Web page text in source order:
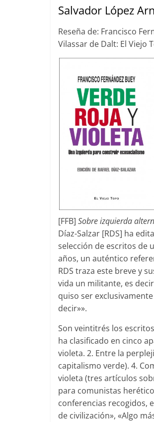
Salvador López
Reseña de: Francisco
Vilassar de Dalt: El Viejo
[FFB] Sobre izquierda
Díaz-Salzar [RDS] ha
selección de escritos de
años, un auténtico
RDS traza este breve y
vida un militante, es
quiso ser
decir»».
Son veintitrés los
ha clasificado en cinco
violeta. 2. Entre la
capitalismo verde). 4.
violeta (tres artículos
para comunistas
conferencias recogidos,
de civilización», «Algo